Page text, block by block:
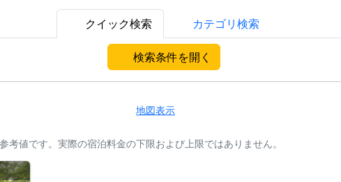
クイック検索 カテゴリ検索
検索条件を開く
地図表示
値です。実際の宿泊料金の下限および上限ではありません。